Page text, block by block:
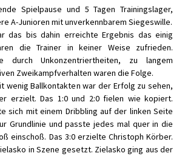
Spielpause und 5 Tagen Trainingslager,
A-Junioren mit unverkennbarem Siegeswille.
das bis dahin erreichte Ergebnis das einig
die Trainer in keiner Weise zufrieden.
durch Unkonzentriertheiten, zu langem
Zweikampfverhalten waren die Folge.
wenig Ballkontakten war der Erfolg zu sehen,
erzielt. Das 1:0 und 2:0 fielen wie kopiert.
sich mit einem Dribbling auf der linken Seite
Grundlinie und passte jedes mal quer in die
einschoß. Das 3:0 erzielte Christoph Körber.
in Szene gesetzt. Zielasko ging aus der